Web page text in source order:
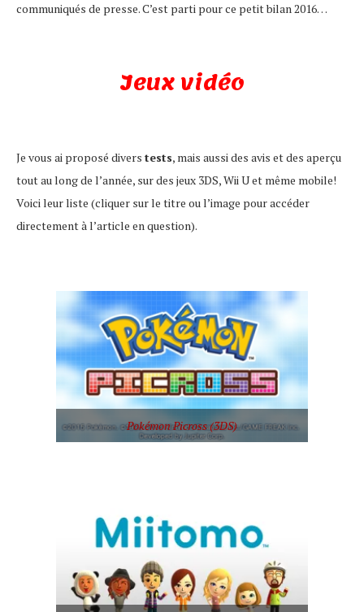
communiqués de presse. C’est parti pour ce petit bilan 2016…
Jeux vidéo
Je vous ai proposé divers tests, mais aussi des avis et des aperçu
tout au long de l’année, sur des jeux 3DS, Wii U et même mobile!
Voici leur liste (cliquer sur le titre ou l’image pour accéder
directement à l’article en question).
Pokémon Picross (3DS)